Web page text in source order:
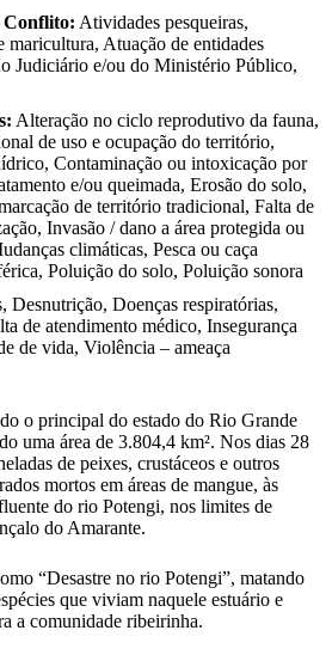
Conflito: Atividades pesqueiras,
Atuação de entidades
Judiciário e/ou do Ministério Público,
Alteração no ciclo reprodutivo da fauna,
de uso e ocupação do território,
Contaminação ou intoxicação por
e/ou queimada, Erosão do solo,
de território tradicional, Falta de
Invasão / dano a área protegida ou
climáticas, Pesca ou caça
Poluição do solo, Poluição sonora
Desnutrição, Doenças respiratórias,
de atendimento médico, Insegurança
de vida, Violência – ameaça
o principal do estado do Rio Grande
uma área de 3.804,4 km². Nos dias 28
de peixes, crustáceos e outros
mortos em áreas de mangue, às
do rio Potengi, nos limites de
do Amarante.
“Desastre no rio Potengi”, matando
que viviam naquele estuário e
a comunidade ribeirinha.